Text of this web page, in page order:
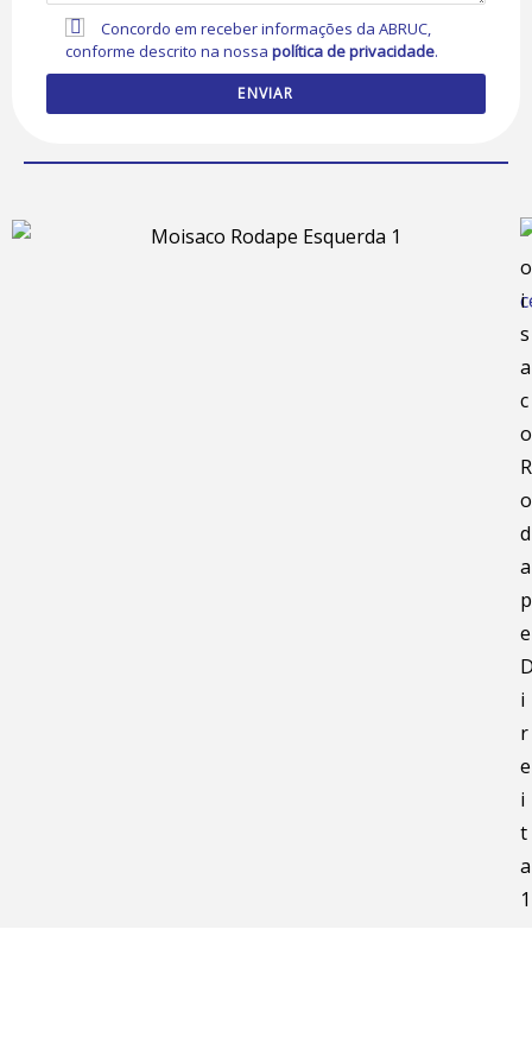
Concordo em receber informações da ABRUC,
conforme descrito na nossapolítica de privacidade.